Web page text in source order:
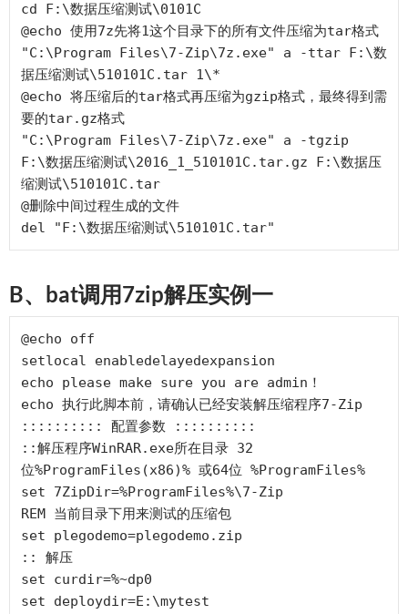
cd F:\数据压缩测试\0101C
@echo 使用7z先将1这个目录下的所有文件压缩为tar格式
"C:\Program Files\7-Zip\7z.exe" a -ttar F:\数
据压缩测试\510101C.tar 1\*
@echo 将压缩后的tar格式再压缩为gzip格式，最终得到需
要的tar.gz格式
"C:\Program Files\7-Zip\7z.exe" a -tgzip
F:\数据压缩测试\2016_1_510101C.tar.gz F:\数据压
缩测试\510101C.tar
@删除中间过程生成的文件
B、bat调用7zip解压实例一
@echo off
setlocal enabledelayedexpansion
echo please make sure you are admin！
echo 执行此脚本前，请确认已经安装解压缩程序7-Zip
:::::::::: 配置参数 ::::::::::
::解压程序WinRAR.exe所在目录 32
位%ProgramFiles(x86)% 或64位 %ProgramFiles%
set 7ZipDir=%ProgramFiles%\7-Zip
REM 当前目录下用来测试的压缩包
set plegodemo=plegodemo.zip
:: 解压
set curdir=%~dp0
set deploydir=E:\mytest